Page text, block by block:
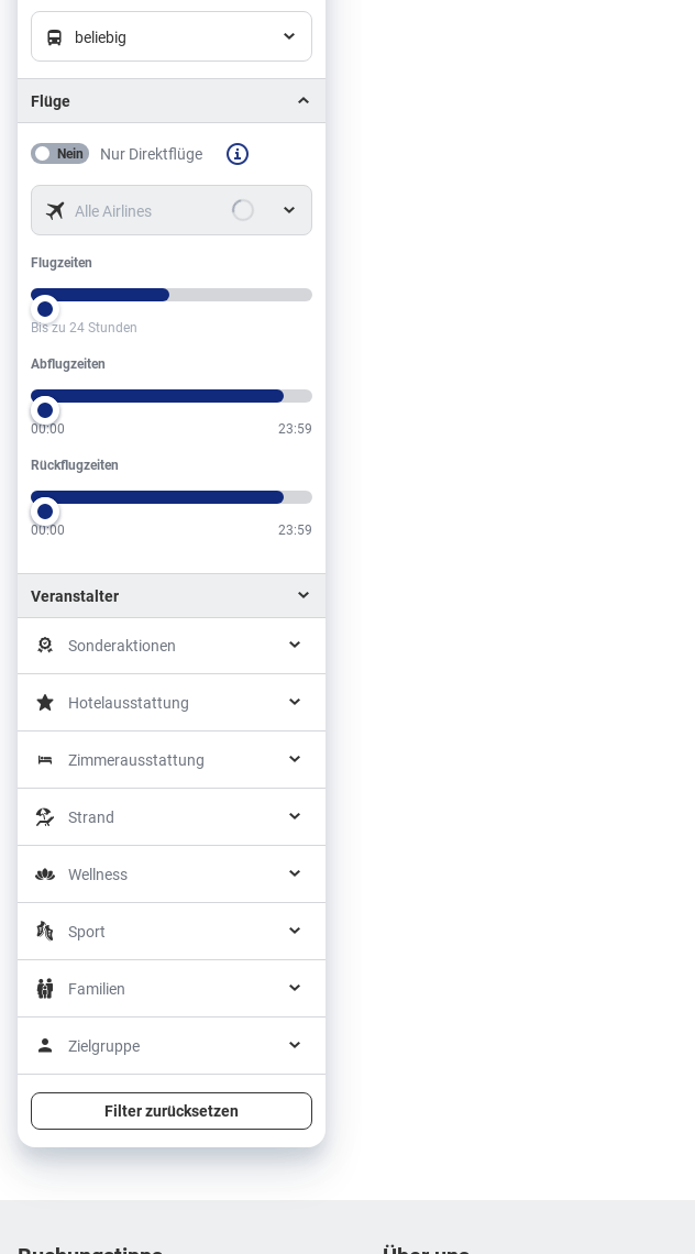
beliebig
Flüge
Nein Nur Direktflüge
Alle Airlines
Flugzeiten
Flugzeiten
Bis zu 24 Stunden
Abflugzeiten
Abflugzeiten
00:00 23:59
Rückflugzeiten
Rückflugzeiten
00:00 23:59
Veranstalter
Sonderaktionen
Hotelausstattung
Zimmerausstattung
Strand
Wellness
Sport
Familien
Zielgruppe
Filter zurücksetzen